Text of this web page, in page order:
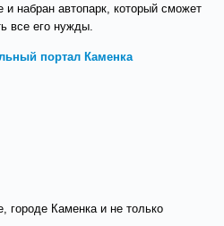
набран автопарк, который сможет
все его нужды.
портал Каменка
городе Каменка и не только